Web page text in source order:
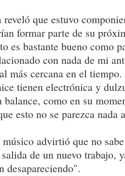
que estuvo
formar parte de su
es bastante bueno como
con nada de mi
más cercana en el
tienen electrónica y
balance, como en su
esto no se parezca nada
advirtió que no
de un nuevo trabajo,
desapareciendo".